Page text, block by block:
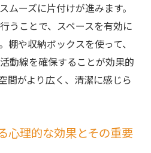
ムーズに片付けが進みます。
うことで、スペースを有効に
棚や収納ボックスを使って、
動線を確保することが効果的
間がより広く、清潔に感じら
心理的な効果とその重要